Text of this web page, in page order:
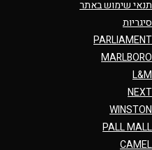
תנאי שימוש באתר
סיגריות
PARLIAMENT
MARLBORO
L&M
NEXT
WINSTON
PALL MALL
CAMEL